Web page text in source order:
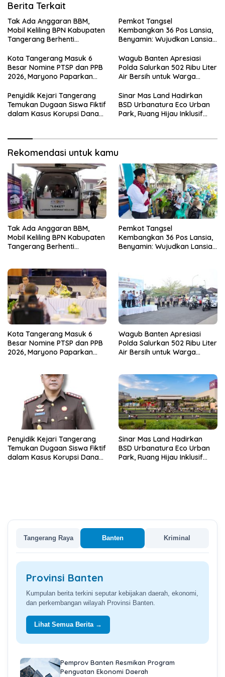
Berita Terkait
Tak Ada Anggaran BBM,
Mobil Keliling BPN Kabupaten
Tangerang Berhenti
Pemkot Tangsel
Kembangkan 36 Pos Lansia,
Benyamin: Wujudkan Lansia
Kota Tangerang Masuk 6
Besar Nomine PTSP dan PPB
2026, Maryono Paparkan
Wagub Banten Apresiasi
Polda Salurkan 502 Ribu Liter
Air Bersih untuk Warga
Penyidik Kejari Tangerang
Temukan Dugaan Siswa Fiktif
dalam Kasus Korupsi Dana
Sinar Mas Land Hadirkan
BSD Urbanatura Eco Urban
Park, Ruang Hijau Inklusif
Rekomendasi untuk kamu
Tak Ada Anggaran BBM,
Mobil Keliling BPN Kabupaten
Tangerang Berhenti
Pemkot Tangsel
Kembangkan 36 Pos Lansia,
Benyamin: Wujudkan Lansia
Kota Tangerang Masuk 6
Besar Nomine PTSP dan PPB
2026, Maryono Paparkan
Wagub Banten Apresiasi
Polda Salurkan 502 Ribu Liter
Air Bersih untuk Warga
Penyidik Kejari Tangerang
Temukan Dugaan Siswa Fiktif
dalam Kasus Korupsi Dana
Sinar Mas Land Hadirkan
BSD Urbanatura Eco Urban
Park, Ruang Hijau Inklusif
Tangerang Raya Banten Kriminal
Provinsi Banten
Kumpulan berita terkini seputar kebijakan daerah, ekonomi,
dan perkembangan wilayah Provinsi Banten.
Lihat Semua Berita →
Pemprov Banten Resmikan Program
Penguatan Ekonomi Daerah